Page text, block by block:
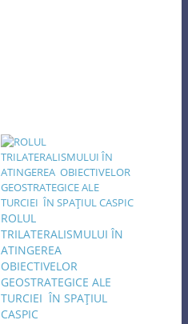
ROLUL
TRILATERALISMULUI ÎN
ATINGEREA
OBIECTIVELOR
GEOSTRATEGICE ALE
TURCIEI ÎN SPAŢIUL
CASPIC